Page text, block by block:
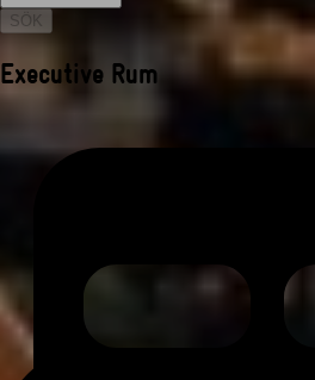
SÖK
Executive Rum